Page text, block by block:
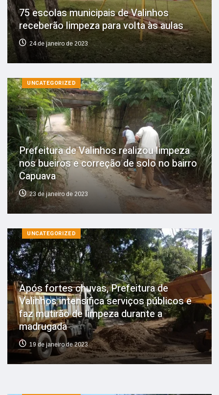
75 escolas municipais de Valinhos
receberão limpeza para volta às aulas
24 de janeiro de 2023
UNCATEGORIZED
Prefeitura de Valinhos realizou limpeza
nos bueiros e correção de solo no bairro
Capuava
23 de janeiro de 2023
UNCATEGORIZED
Após fortes chuvas, Prefeitura de
Valinhos intensifica serviços públicos e
faz mutirão de limpeza durante a
madrugada
19 de janeiro de 2023